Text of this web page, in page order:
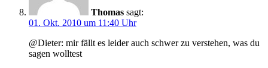
Thomas sagt:
01. Okt. 2010 um 11:40 Uhr
@Dieter: mir fällt es leider auch schwer zu verstehen, was du
sagen wolltest